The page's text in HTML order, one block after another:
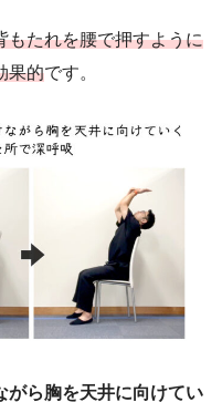
もたれを腰で押すように
果的です。
がら胸を天井に向けてい